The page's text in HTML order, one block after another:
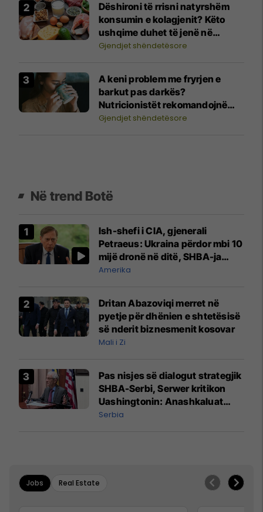
Dëshironi të rrisni natyrshëm
konsumin e kolagjenit? Këto
ushqime duhet të jenë në
menunë tuaj
Gjendjet shëndetësore
A keni problem me fryrjen e
barkut pas darkës?
Nutricionistët rekomandojnë
këtë pije
Gjendjet shëndetësore
Në trend Botë
Ish-shefi i CIA, gjenerali
Petraeus: Ukraina përdor mbi 10
mijë dronë në ditë, SHBA-ja
mbetet shumë prapa në
Amerika
Dritan Abazoviqi merret në
pyetje për dhënien e shtetësisë
së nderit biznesmenit kosovar
Mali i Zi
Pas nisjes së dialogut strategjik
SHBA-Serbi, Serwer kritikon
Uashingtonin: Anashkaluat
Banjskën, sulmin ndaj KFOR-it
Serbia
Jobs Real Estate